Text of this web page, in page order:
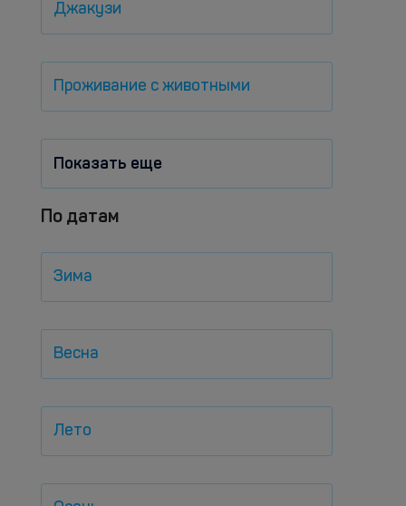
Джакузи
Проживание с животными
Показать еще
По датам
Зима
Весна
Лето